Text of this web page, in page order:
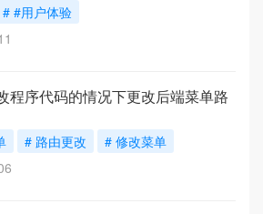
# #用户体验
程序代码的情况下更改后端菜单路
# 路由更改
# 修改菜单